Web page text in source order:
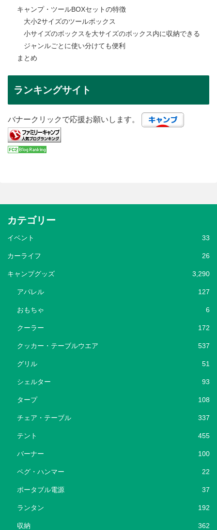
キャンプ・ツールBOXセットの特徴
大小2サイズのツールボックス
小サイズのボックスを大サイズのボックス内に収納できる
ジャンルごとに使い分けても便利
まとめ
ランキングサイト
バナークリックで応援お願いします。
カテゴリー
イベント 33
カーライフ 26
キャンプグッズ 3,290
アパレル 127
おもちゃ 6
クーラー 172
クッカー・テーブルウエア 537
グリル 51
シェルター 93
タープ 108
チェア・テーブル 337
テント 455
バーナー 100
ペグ・ハンマー 22
ポータブル電源 37
ランタン 192
収納 362